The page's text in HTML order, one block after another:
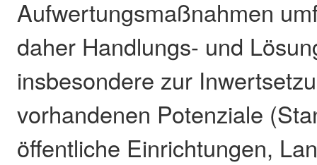
Aufwertungsmaßnahmen
daher Handlungs- und
insbesondere zur
vorhandenen Potenziale
öffentliche Einrichtungen,